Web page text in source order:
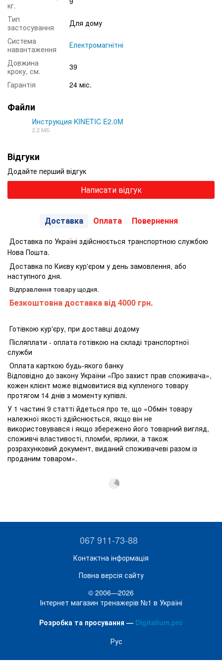
кг.
Тип
застосування
Для дому
Система
навантаження
Електромагнітні
Довжина
кроку, см.
39
Гарантія
24 міс.
Файли
Инструкция KINETIC E2.0M
2.2 МБ
Відгуки
Додайте перший відгук
Написати відгук
Доставка Оплата Повернення
Доставка по Україні здійснюється транспортною службою
Нова Пошта.
Доставка по Києву кур'єром у день замовлення, або
наступного дня.
Відправлення товару щодня.
Безкоштовна доставка від 4000 грн.
Готівкою кур'єру, при доставці додому
Післяплати - оплата готівкою на складі транспортної
служби
Оплата карткою будь-якого банку
Відповідно до закону України «Про захист прав споживача»,
кожен клієнт може відмовитися від купленого товару
протягом 14 днів з моменту купівлі.
У 1 частині 9 статті йдеться про те, що «Обмін товару
належної якості здійснюється, якщо він не
використовувався і якщо збережено його товарний вигляд,
споживчі властивості, пломби, ярлики, а також
розрахунковий документ, виданий споживачеві разом із
проданим товаром».
067 911-73-88
Контактна інформація
Повна версія сайту
© 2006—2026
Інтернет магазин тренажерів №1 в Україні
Розробка та просування — Digitalium.pro
Рус